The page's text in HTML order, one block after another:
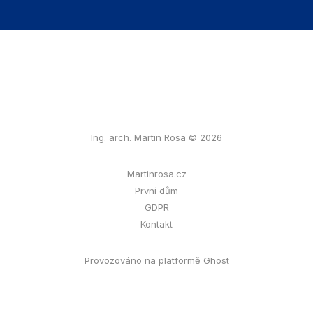
Ing. arch. Martin Rosa © 2026
Martinrosa.cz
První dům
GDPR
Kontakt
Provozováno na platformě Ghost